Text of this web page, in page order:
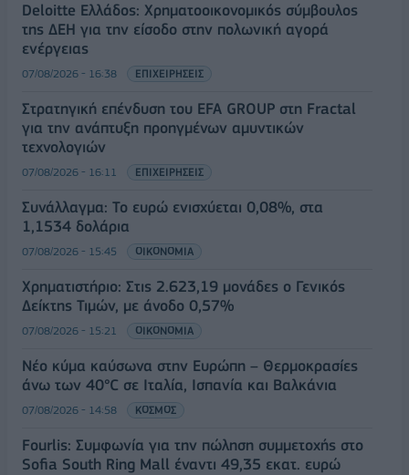
Deloitte Ελλάδος: Χρηματοοικονομικός σύμβουλος
της ΔΕΗ για την είσοδο στην πολωνική αγορά
ενέργειας
07/08/2026 - 16:38 ΕΠΙΧΕΙΡΗΣΕΙΣ
Στρατηγική επένδυση του EFA GROUP στη Fractal
για την ανάπτυξη προηγμένων αμυντικών
τεχνολογιών
07/08/2026 - 16:11 ΕΠΙΧΕΙΡΗΣΕΙΣ
Συνάλλαγμα: Το ευρώ ενισχύεται 0,08%, στα
1,1534 δολάρια
07/08/2026 - 15:45 ΟΙΚΟΝΟΜΙΑ
Χρηματιστήριο: Στις 2.623,19 μονάδες ο Γενικός
Δείκτης Τιμών, με άνοδο 0,57%
07/08/2026 - 15:21 ΟΙΚΟΝΟΜΙΑ
Νέο κύμα καύσωνα στην Ευρώπη – Θερμοκρασίες
άνω των 40°C σε Ιταλία, Ισπανία και Βαλκάνια
07/08/2026 - 14:58 ΚΟΣΜΟΣ
Fourlis: Συμφωνία για την πώληση συμμετοχής στο
Sofia South Ring Mall έναντι 49,35 εκατ. ευρώ